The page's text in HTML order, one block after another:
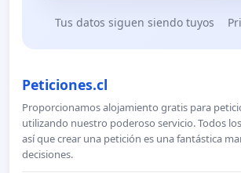
Tus datos siguen siendo tuyos
Peticiones.cl
Proporcionamos alojamiento gratis para
utilizando nuestro poderoso servicio. Todos
así que crear una petición es una fantástica
decisiones.